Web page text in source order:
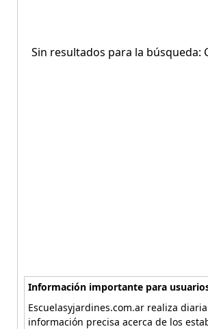
Sin resultados para la búsqueda:
Información importante para
Escuelasyjardines.com.ar realiza
información precisa acerca de los